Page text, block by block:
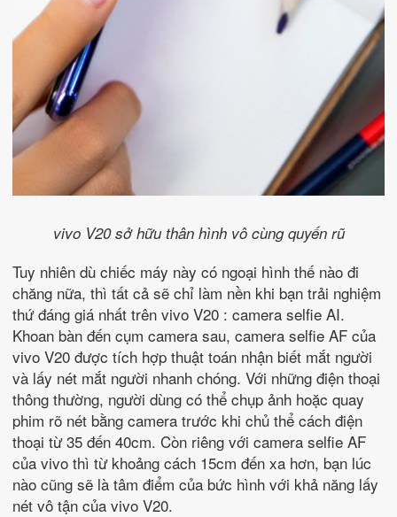
vivo V20 sở hữu thân hình vô cùng quyến rũ
Tuy nhiên dù chiếc máy này có ngoại hình thế nào đi
chăng nữa, thì tất cả sẽ chỉ làm nền khi bạn trải nghiệm
thứ đáng giá nhất trên vivo V20 : camera selfie AI.
Khoan bàn đến cụm camera sau, camera selfie AF của
vivo V20 được tích hợp thuật toán nhận biết mắt người
và lấy nét mắt người nhanh chóng. Với những điện thoại
thông thường, người dùng có thể chụp ảnh hoặc quay
phim rõ nét bằng camera trước khi chủ thể cách điện
thoại từ 35 đến 40cm. Còn riêng với camera selfie AF
của vivo thì từ khoảng cách 15cm đến xa hơn, bạn lúc
nào cũng sẽ là tâm điểm của bức hình với khả năng lấy
nét vô tận của vivo V20.